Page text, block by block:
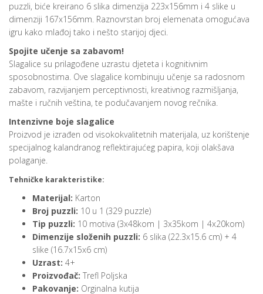
puzzli, biće kreirano 6 slika dimenzija 223x156mm i 4 slike u
dimenziji 167x156mm. Raznovrstan broj elemenata omogućava
igru kako mlađoj tako i nešto starijoj djeci.
Spojite učenje sa zabavom!
Slagalice su prilagođene uzrastu djeteta i kognitivnim
sposobnostima. Ove slagalice kombinuju učenje sa radosnom
zabavom, razvijanjem perceptivnosti, kreativnog razmišljanja,
mašte i ručnih veština, te podučavanjem novog rečnika.
Intenzivne boje slagalice
Proizvod je izrađen od visokokvalitetnih materijala, uz korištenje
specijalnog kalandranog reflektirajućeg papira, koji olakšava
polaganje.
Tehničke karakteristike:
Materijal: Karton
Broj puzzli: 10 u 1 (329 puzzle)
Tip puzzli: 10 motiva (3x48kom | 3x35kom | 4x20kom)
Dimenzije složenih puzzli: 6 slika (22.3x15.6 cm) + 4
slike (16.7x15x6 cm)
Uzrast: 4+
Proizvođač: Trefl Poljska
Pakovanje: Orginalna kutija